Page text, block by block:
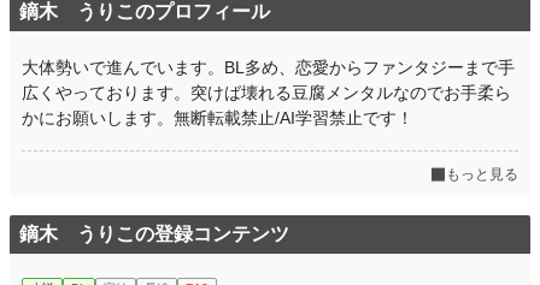
鏑木 うりこのプロフィール
大体勢いで進んでいます。BL多め、恋愛からファンタジーまで手
広くやっております。突けば壊れる豆腐メンタルなのでお手柔ら
かにお願いします。無断転載禁止/AI学習禁止です！
もっと見る
鏑木 うりこの登録コンテンツ